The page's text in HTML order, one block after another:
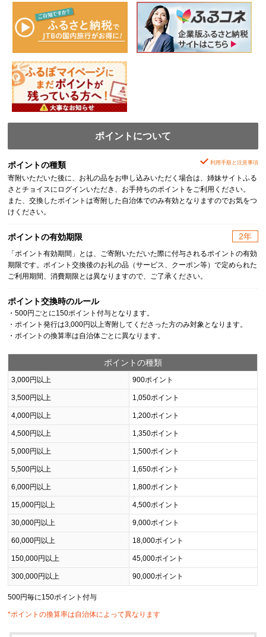
ポイントについて
ポイントの種類 利用手順と注意事項
寄附いただいた後に、お礼の品をお申し込みいただく場合は、姉妹サイトふる
さとチョイスにログインいただき、お手持ちのポイントをご利用ください。
また、交換したポイントは寄附した自治体でのみ有効となりますのでお気をつ
けください。
ポイントの有効期限 2年
「ポイント有効期間」とは、ご寄附いただいた際に付与されるポイントの有効
期限です。ポイント交換後のお礼の品（サービス、クーポン等）で定められた
ご利用期間、消費期限とは異なりますので、ご了承ください。
ポイント交換時のルール
・500円ごとに150ポイント付与となります。
・ポイント発行は3,000円以上寄附してくださった方のみ対象となります。
・ポイントの換算率は自治体ごとに異なります。
ポイントの種類
3,000円以上 900ポイント
3,500円以上 1,050ポイント
4,000円以上 1,200ポイント
4,500円以上 1,350ポイント
5,000円以上 1,500ポイント
5,500円以上 1,650ポイント
6,000円以上 1,800ポイント
15,000円以上 4,500ポイント
30,000円以上 9,000ポイント
60,000円以上 18,000ポイント
150,000円以上 45,000ポイント
300,000円以上 90,000ポイント
500円毎に150ポイント付与
*ポイントの換算率は自治体によって異なります